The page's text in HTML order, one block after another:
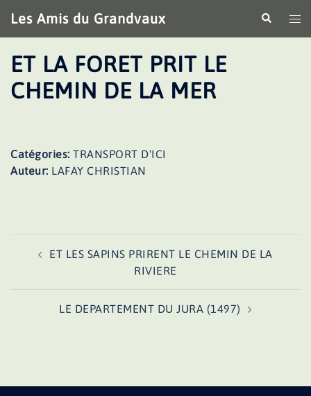
au
contenu
Les Amis du Grandvaux
le
ET LA FORET PRIT LE
CHEMIN DE LA MER
Catégories: TRANSPORT D'ICI
Auteur: LAFAY CHRISTIAN
d’articleET LES SAPINS PRIRENT LE CHEMIN DE LA
RIVIERE
LE DEPARTEMENT DU JURA (1497)